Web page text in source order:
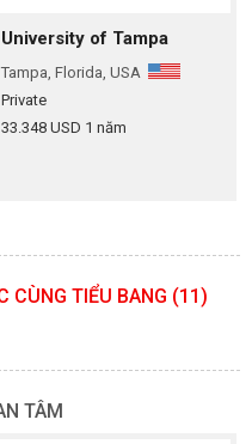
University of Tampa
Tampa, Florida, USA
Private
33.348 USD 1 năm
CÙNG TIỂU BANG (11)
TÂM